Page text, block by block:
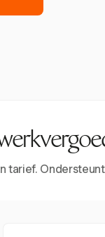
tarief.